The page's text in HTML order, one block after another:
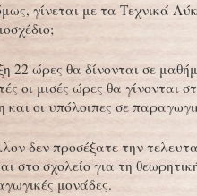
γίνεται με τα Τεχνικά
22 ώρες θα δίνονται σε
οι μισές ώρες θα γίνονται
και οι υπόλοιπες σε
δεν προσέξατε την
στο σχολείο για τη
μονάδες.